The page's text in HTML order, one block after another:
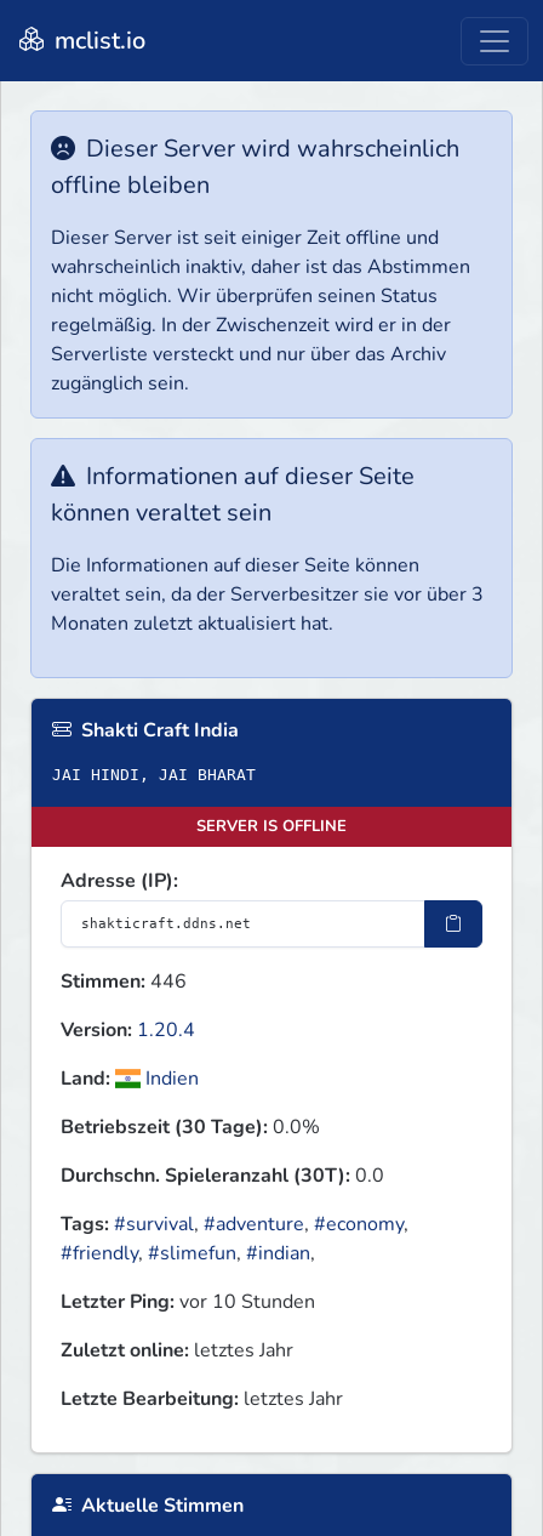
mclist.io
Dieser Server wird wahrscheinlich
offline bleiben
Dieser Server ist seit einiger Zeit offline und
wahrscheinlich inaktiv, daher ist das Abstimmen
nicht möglich. Wir überprüfen seinen Status
regelmäßig. In der Zwischenzeit wird er in der
Serverliste versteckt und nur über das Archiv
zugänglich sein.
Informationen auf dieser Seite
können veraltet sein
Die Informationen auf dieser Seite können
veraltet sein, da der Serverbesitzer sie vor über 3
Monaten zuletzt aktualisiert hat.
Shakti Craft India
JAI HINDI, JAI BHARAT
SERVER IS OFFLINE
Adresse (IP):
Stimmen: 446
Version: 1.20.4
Land:
Indien
Betriebszeit (30 Tage):0.0%
Durchschn. Spieleranzahl (30T):0.0
Tags:#survival, #adventure, #economy,
#friendly, #slimefun, #indian,
Letzter Ping:vor 10 Stunden
Zuletzt online: letztes Jahr
Letzte Bearbeitung: letztes Jahr
Aktuelle Stimmen